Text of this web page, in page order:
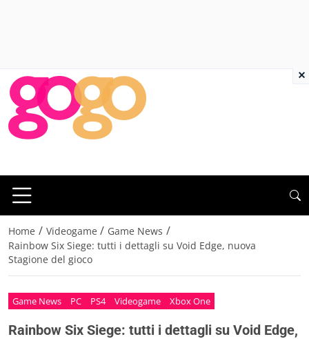
Home / Videogame / Game News /
Rainbow Six Siege: tutti i dettagli su Void Edge, nuova
Stagione del gioco
Game News PC PS4 Videogame Xbox One
Rainbow Six Siege: tutti i dettagli su Void Edge,
×